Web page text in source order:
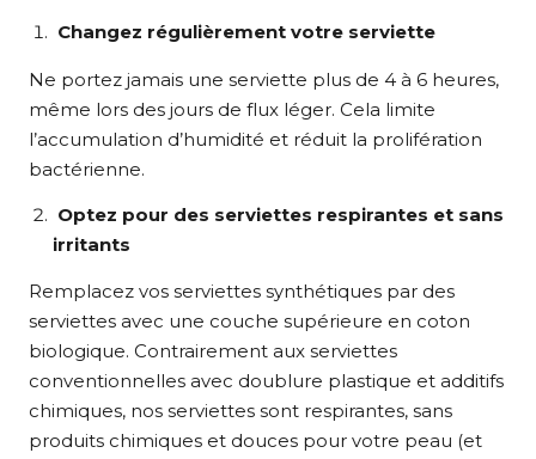
Changez régulièrement votre serviette
Ne portez jamais une serviette plus de 4 à 6 heures,
même lors des jours de flux léger. Cela limite
l’accumulation d’humidité et réduit la prolifération
bactérienne.
Optez pour des serviettes respirantes et sans
irritants
Remplacez vos serviettes synthétiques par des
serviettes avec une couche supérieure en coton
biologique. Contrairement aux serviettes
conventionnelles avec doublure plastique et additifs
chimiques, nos serviettes sont respirantes, sans
produits chimiques et douces pour votre peau (et